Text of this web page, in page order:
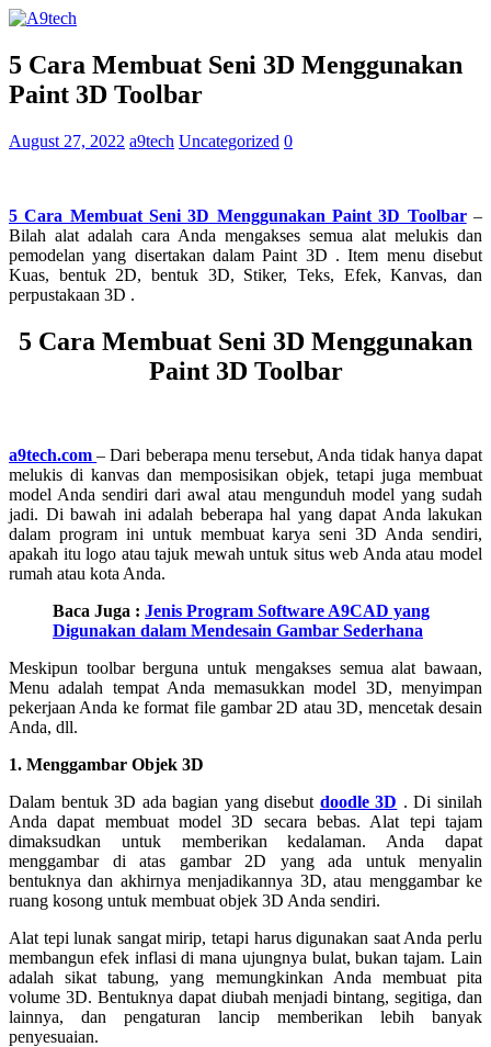
5 Cara Membuat Seni 3D Menggunakan
Paint 3D Toolbar
August 27, 2022 a9tech Uncategorized 0
5 Cara Membuat Seni 3D Menggunakan Paint 3D Toolbar–
Bilah alat adalah cara Anda mengakses semua alat melukis dan
pemodelan yang disertakan dalam Paint 3D . Item menu disebut
Kuas, bentuk 2D, bentuk 3D, Stiker, Teks, Efek, Kanvas, dan
perpustakaan 3D .
5 Cara Membuat Seni 3D Menggunakan
Paint 3D Toolbar
a9tech.com – Dari beberapa menu tersebut, Anda tidak hanya dapat
melukis di kanvas dan memposisikan objek, tetapi juga membuat
model Anda sendiri dari awal atau mengunduh model yang sudah
jadi. Di bawah ini adalah beberapa hal yang dapat Anda lakukan
dalam program ini untuk membuat karya seni 3D Anda sendiri,
apakah itu logo atau tajuk mewah untuk situs web Anda atau model
rumah atau kota Anda.
Baca Juga : Jenis Program Software A9CAD yang
Digunakan dalam Mendesain Gambar Sederhana
Meskipun toolbar berguna untuk mengakses semua alat bawaan,
Menu adalah tempat Anda memasukkan model 3D, menyimpan
pekerjaan Anda ke format file gambar 2D atau 3D, mencetak desain
Anda, dll.
1. Menggambar Objek 3D
Dalam bentuk 3D ada bagian yang disebut doodle 3D . Di sinilah
Anda dapat membuat model 3D secara bebas. Alat tepi tajam
dimaksudkan untuk memberikan kedalaman. Anda dapat
menggambar di atas gambar 2D yang ada untuk menyalin
bentuknya dan akhirnya menjadikannya 3D, atau menggambar ke
ruang kosong untuk membuat objek 3D Anda sendiri.
Alat tepi lunak sangat mirip, tetapi harus digunakan saat Anda perlu
membangun efek inflasi di mana ujungnya bulat, bukan tajam. Lain
adalah sikat tabung, yang memungkinkan Anda membuat pita
volume 3D. Bentuknya dapat diubah menjadi bintang, segitiga, dan
lainnya, dan pengaturan lancip memberikan lebih banyak
penyesuaian.